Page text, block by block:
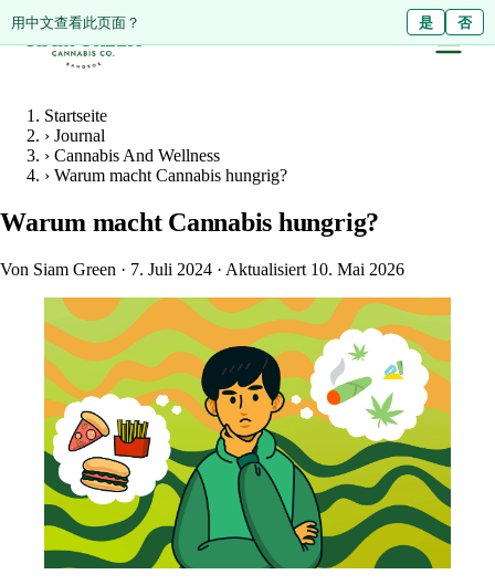
ดูหน้านี้เป็นภาษาไทย? ไม่ใช่
用中文查看此页面？ 是 否
Startseite
› Journal
› Cannabis And Wellness
› Warum macht Cannabis hungrig?
Warum macht Cannabis hungrig?
Von Siam Green · 7. Juli 2024 · Aktualisiert 10. Mai 2026